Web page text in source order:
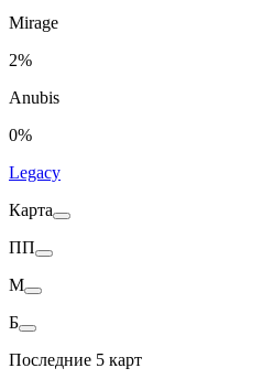
Mirage
2%
Anubis
0%
Legacy
Карта
ПП
M
Б
Последние 5 карт